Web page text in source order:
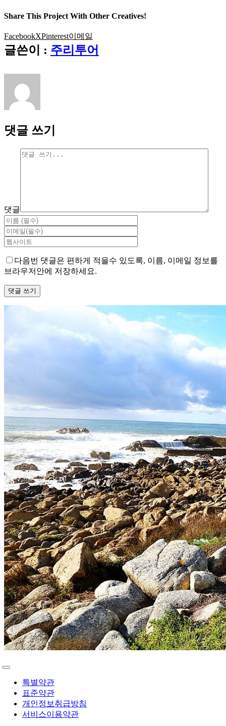
Share This Project With Other Creatives!
FacebookXPinterest이메일
글쓴이 : 주리투어
댓글 쓰기
댓글
다음번 댓글은 편하게 적을수 있도록, 이름, 이메일 정보를
브라우저안에 저장하세요.
특별약관
표준약관
개인정보취급방침
서비스이용약관